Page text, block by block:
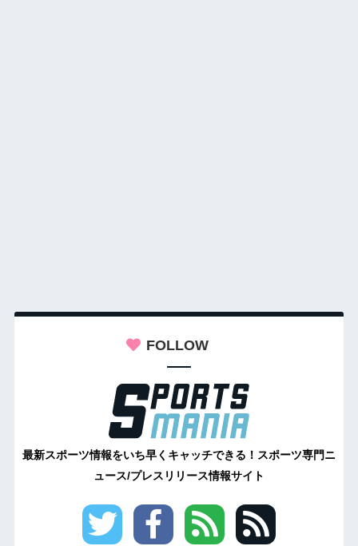
FOLLOW
最新スポーツ情報をいち早くキャッチできる！スポーツ専門ニ
ュース/プレスリリース情報サイト